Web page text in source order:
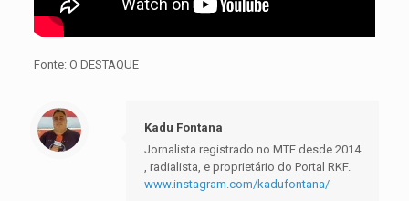
Fonte: O DESTAQUE
Kadu Fontana
Jornalista registrado no MTE desde 2014
, radialista, e proprietário do Portal RKF.
www.instagram.com/kadufontana/